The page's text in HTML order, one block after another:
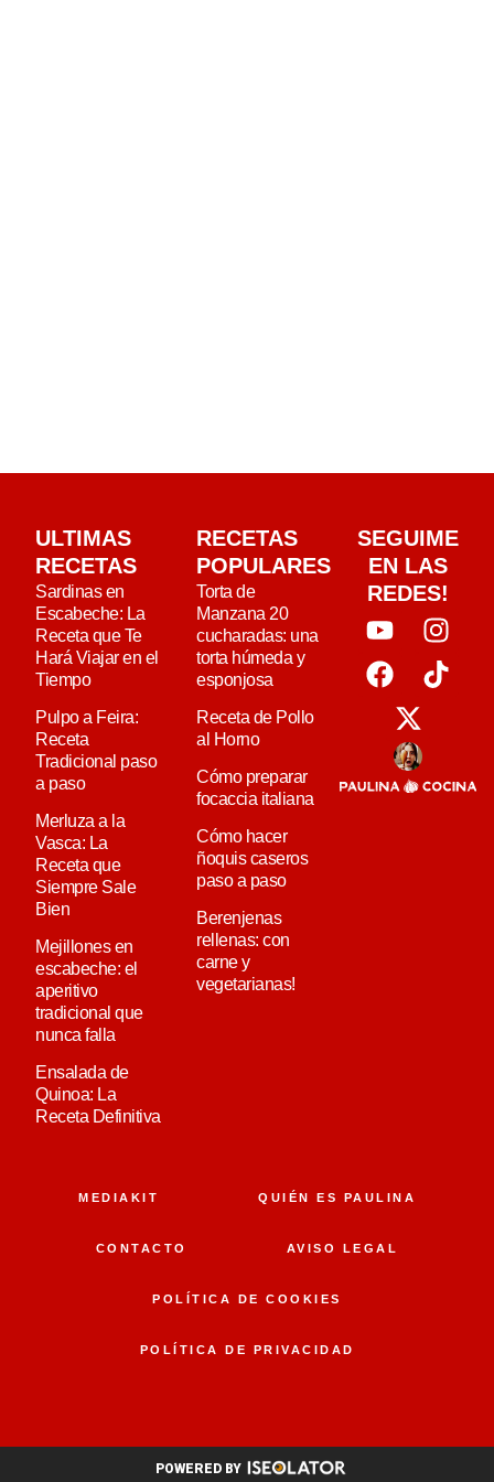
ULTIMAS
RECETAS
Sardinas en
Escabeche: La
Receta que Te
Hará Viajar en el
Tiempo
Pulpo a Feira:
Receta
Tradicional paso
a paso
Merluza a la
Vasca: La
Receta que
Siempre Sale
Bien
Mejillones en
escabeche: el
aperitivo
tradicional que
nunca falla
Ensalada de
Quinoa: La
Receta Definitiva
RECETAS
POPULARES
Torta de
Manzana 20
cucharadas: una
torta húmeda y
esponjosa
Receta de Pollo
al Horno
Cómo preparar
focaccia italiana
Cómo hacer
ñoquis caseros
paso a paso
Berenjenas
rellenas: con
carne y
vegetarianas!
SEGUIME
EN LAS
REDES!
MEDIAKIT QUIÉN ES PAULINA
CONTACTO AVISO LEGAL
POLÍTICA DE COOKIES
POLÍTICA DE PRIVACIDAD
POWERED BY